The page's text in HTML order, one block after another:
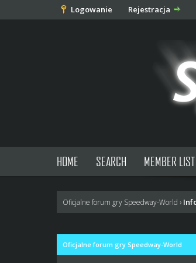
Logowanie Rejestracja
HOME SEARCH MEMBER LIST
Oficjalne forum gry Speedway-World ›
Oficjalne forum gry Speedway-World